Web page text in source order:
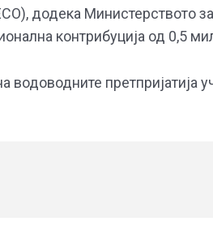
додека Министерството
контрибуција од 0,5
водоводните претпријатија